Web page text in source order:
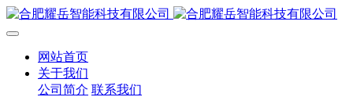
网站首页
关于我们
公司简介 联系我们